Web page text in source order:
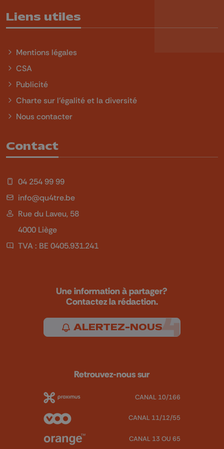
Liens utiles
Mentions légales
CSA
Publicité
Charte sur l'égalité et la diversité
Nous contacter
Contact
04 254 99 99
info@qu4tre.be
Rue du Laveu, 58
4000 Liège
TVA : BE 0405.931.241
Une information à partager?
Contactez la rédaction.
ALERTEZ-NOUS
Retrouvez-nous sur
CANAL 10/166
CANAL 11/12/55
CANAL 13 OU 65